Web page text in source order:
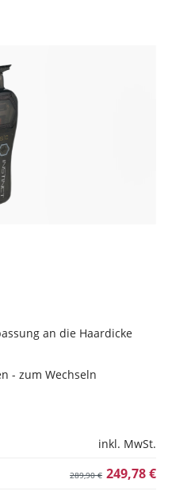
an die Haardicke
- zum Wechseln
inkl. MwSt.
249,78 €
289,90 €